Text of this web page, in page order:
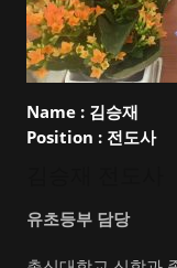
Name : 김승재
Position : 전도사
유초등부 담당